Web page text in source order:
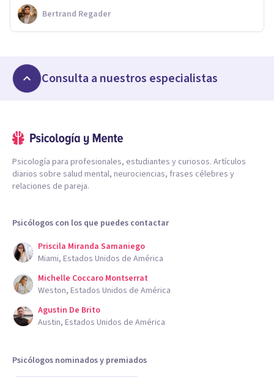
Bertrand Regader
Consulta a nuestros especialistas
Psicología para profesionales, estudiantes y curiosos. Artículos
diarios sobre salud mental, neurociencias, frases célebres y
relaciones de pareja.
Psicólogos con los que puedes contactar
Priscila Miranda Samaniego
Miami, Estados Unidos de América
Michelle Coccaro Montserrat
Weston, Estados Unidos de América
Agustin De Brito
Austin, Estados Unidos de América
Psicólogos nominados y premiados